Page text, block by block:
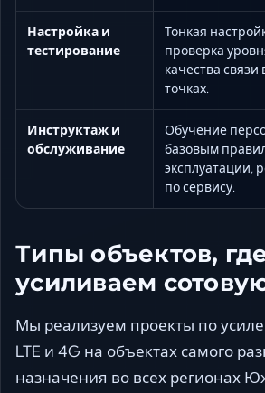
Настройка и
тестирование
Тонкая
проверка
качества
точках.
Инструктаж и
обслуживание
Обучение
базовым
эксплуатации,
по сервису.
Типы объектов,
усиливаем
Мы реализуем проекты по
LTE и 4G на объектах самого
назначения во всех регионах